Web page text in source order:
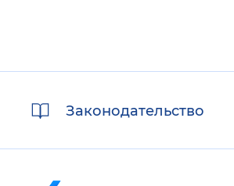
ссылкиЗаконодательство